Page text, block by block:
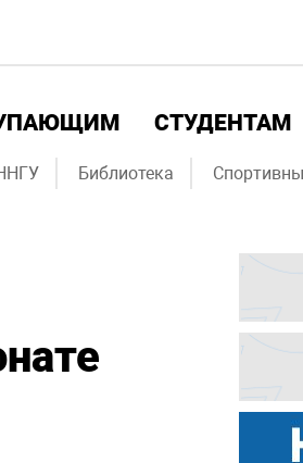
СТУДЕНТАМ
Библиотека